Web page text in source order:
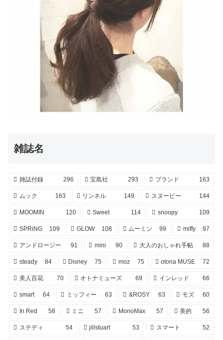
雑誌名
雑誌付録 296 宝島社 293 ブランド 163
ムック 163 リンネル 149 スヌーピー 144
MOOMIN 120 Sweet 114 snoopy 109
SPRiNG 109 GLOW 108 ムーミン 99 miffy 97
アンドロージー 91 mini 90 大人のおしゃれ手帖 88
steady 84 Disney 75 moz 75 otona MUSE 72
美人百花 70 オトナミューズ 69 インレッド 66
smart 64 ミッフィー 63 &ROSY 63 モズ 60
In Red 58 ミニ 57 MonoMax 57 美的 56
ステディ 54 jillstuart 53 スマート 52